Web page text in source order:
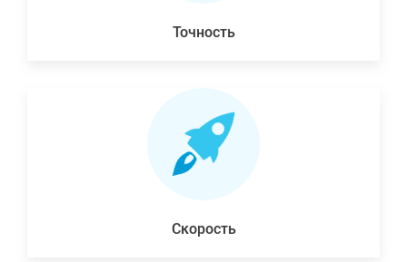
Точность
Скорость